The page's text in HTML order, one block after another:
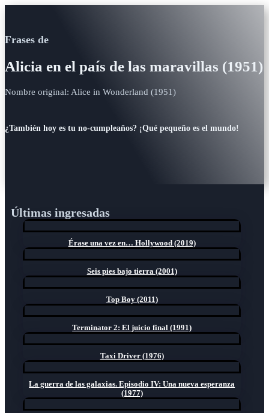
Frases de
Alicia en el país de las maravillas (1951)
Nombre original: Alice in Wonderland (1951)
¿También hoy es tu no-cumpleaños? ¡Qué pequeño es el mundo!
Últimas ingresadas
Érase una vez en… Hollywood (2019)
Seis pies bajo tierra (2001)
Top Boy (2011)
Terminator 2: El juicio final (1991)
Taxi Driver (1976)
La guerra de las galaxias. Episodio IV: Una nueva esperanza
(1977)